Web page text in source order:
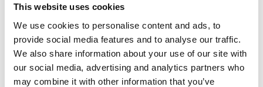
This website uses cookies
We use cookies to personalise content and ads, to
provide social media features and to analyse our traffic.
We also share information about your use of our site with
our social media, advertising and analytics partners who
may combine it with other information that you’ve
7 Agosto 2026
Nel primo semestre è aumentata fortemente la
costruzione di nuove abitazioni